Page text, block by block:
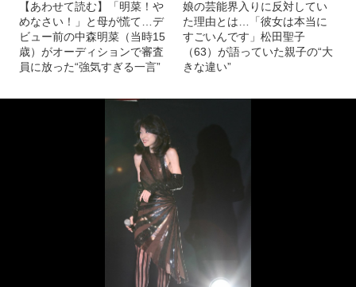
【あわせて読む】「明菜！や
めなさい！」と母が慌て…デ
ビュー前の中森明菜（当時15
歳）がオーディションで審査
員に放った“強気すぎる一言”
娘の芸能界入りに反対してい
た理由とは…「彼女は本当に
すごいんです」松田聖子
（63）が語っていた親子の“大
きな違い”